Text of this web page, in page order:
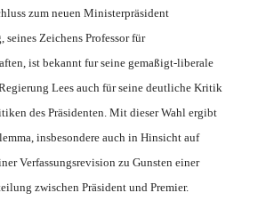
zum neuen Ministerpräsident
seines Zeichens Professor für
ist bekannt fur seine gemaßigt-liberale
Lees auch für seine deutliche Kritik
des Präsidenten. Mit dieser Wahl ergibt
insbesondere auch in Hinsicht auf
Verfassungsrevision zu Gunsten einer
zwischen Präsident und Premier.